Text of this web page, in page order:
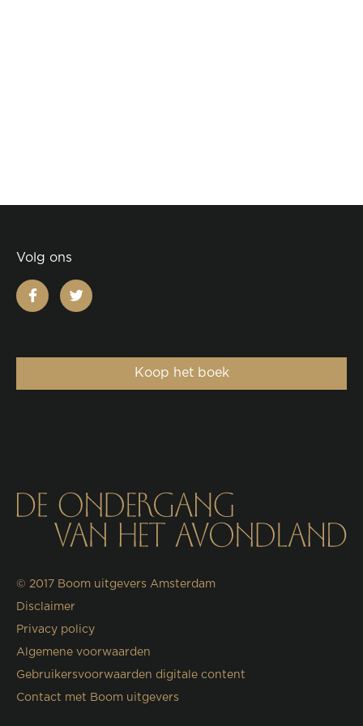
Volg ons
facebooktwitter
Koop het boek
© 2017 Boom uitgevers Amsterdam
Disclaimer
Privacy policy
Algemene voorwaarden
Gebruikersvoorwaarden digitale content
Contact met Boom uitgevers